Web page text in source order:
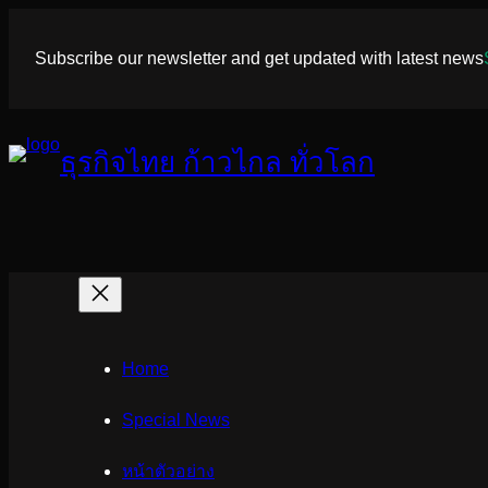
Subscribe our newsletter and get updated with latest news
ธุรกิจไทย ก้าวไกล ทั่วโลก
Home
Special News
หน้าตัวอย่าง